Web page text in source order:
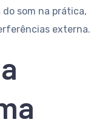
som na prática,
externa.